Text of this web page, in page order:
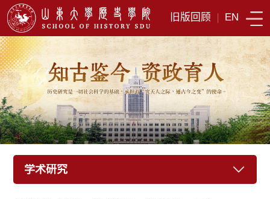
旧版回顾 | EN
学术研究